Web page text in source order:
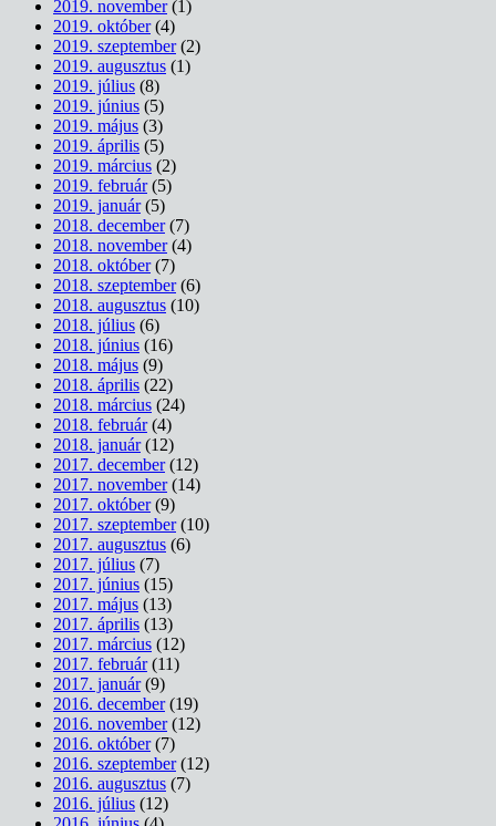
2019. november(1)
2019. október(4)
2019. szeptember(2)
2019. augusztus (1)
2019. július (8)
2019. június (5)
2019. május (3)
2019. április (5)
2019. március (2)
2019. február(5)
2019. január(5)
2018. december(7)
2018. november(4)
2018. október(7)
2018. szeptember(6)
2018. augusztus (10)
2018. július (6)
2018. június (16)
2018. május (9)
2018. április (22)
2018. március (24)
2018. február(4)
2018. január(12)
2017. december(12)
2017. november(14)
2017. október(9)
2017. szeptember(10)
2017. augusztus (6)
2017. július (7)
2017. június (15)
2017. május (13)
2017. április (13)
2017. március (12)
2017. február(11)
2017. január(9)
2016. december(19)
2016. november(12)
2016. október(7)
2016. szeptember(12)
2016. augusztus (7)
2016. július (12)